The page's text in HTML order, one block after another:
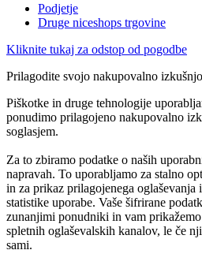
Podjetje
Druge niceshops trgovine
Kliknite tukaj za odstop od pogodbe
Prilagodite svojo nakupovalno izkušnjo
Piškotke in druge tehnologije
ponudimo prilagojeno nakupovalno
soglasjem.
Za to zbiramo podatke o naših
napravah. To uporabljamo za stalno
in za prikaz prilagojenega oglaševanja
statistike uporabe. Vaše šifrirane
zunanjimi ponudniki in vam
spletnih oglaševalskih kanalov, le če
sami.